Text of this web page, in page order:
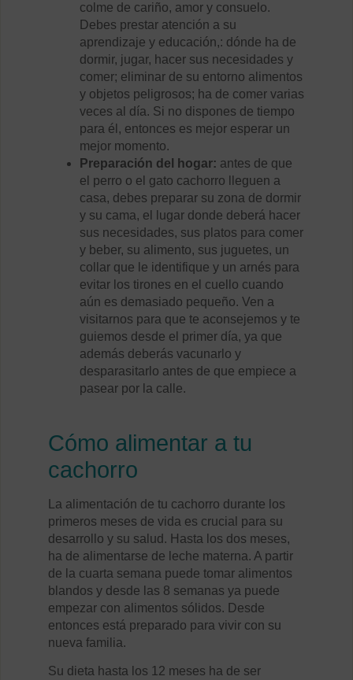
colme de cariño, amor y consuelo.
Debes prestar atención a su
aprendizaje y educación,: dónde ha de
dormir, jugar, hacer sus necesidades y
comer; eliminar de su entorno alimentos
y objetos peligrosos; ha de comer varias
veces al día. Si no dispones de tiempo
para él, entonces es mejor esperar un
mejor momento.
Preparación del hogar: antes de que
el perro o el gato cachorro lleguen a
casa, debes preparar su zona de dormir
y su cama, el lugar donde deberá hacer
sus necesidades, sus platos para comer
y beber, su alimento, sus juguetes, un
collar que le identifique y un arnés para
evitar los tirones en el cuello cuando
aún es demasiado pequeño. Ven a
visitarnos para que te aconsejemos y te
guiemos desde el primer día, ya que
además deberás vacunarlo y
desparasitarlo antes de que empiece a
pasear por la calle.
Cómo alimentar a tu
cachorro
La alimentación de tu cachorro durante los
primeros meses de vida es crucial para su
desarrollo y su salud. Hasta los dos meses,
ha de alimentarse de leche materna. A partir
de la cuarta semana puede tomar alimentos
blandos y desde las 8 semanas ya puede
empezar con alimentos sólidos. Desde
entonces está preparado para vivir con su
nueva familia.
Su dieta hasta los 12 meses ha de ser